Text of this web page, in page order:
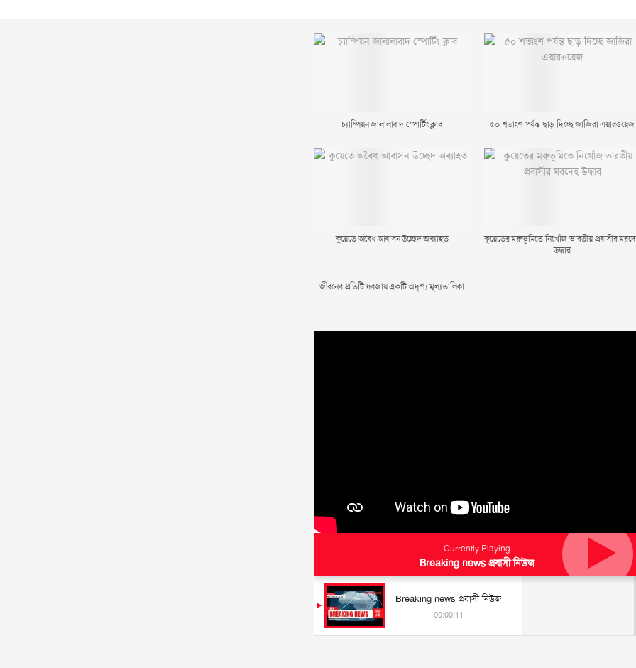
চ্যাম্পিয়ন জালালাবাদ স্পোর্টিং ক্লাব ৫০ শতাংশ পর্যন্ত ছাড় দিচ্ছে জাজিরা এয়ারওয়েজ
কুয়েতে অবৈধ আবাসন উচ্ছেদ অব্যাহত
কুয়েতের মরুভূমিতে নিখোঁজ ভারতীয় প্রবাসীর
উদ্ধার
জীবনের প্রতিটি দরজায় একটি অদৃশ্য মূল্যতালিকা
Currently Playing
Breaking news প্রবাসী নিউজ
Breaking news প্রবাসী নিউজ
00:00:11